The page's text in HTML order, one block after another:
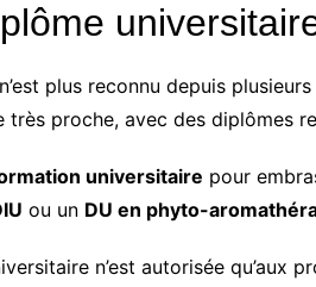
plus reconnu depuis plusieurs
très proche, avec des diplômes
universitaire pour
ou un DU en phyto-
n’est autorisée qu’aux